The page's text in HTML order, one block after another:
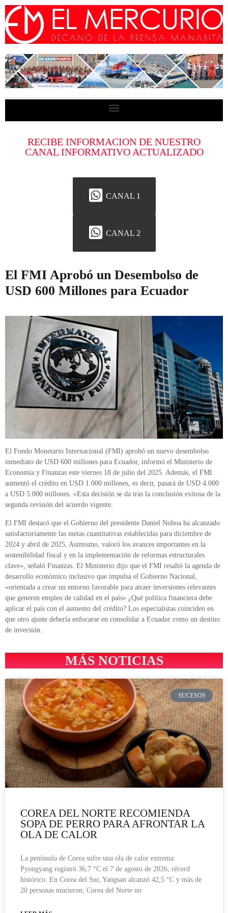
RECIBE INFORMACION DE NUESTRO
CANAL INFORMATIVO ACTUALIZADO
CANAL 1
CANAL 2
El FMI Aprobó un Desembolso de
USD 600 Millones para Ecuador
El Fondo Monetario Internacional (FMI) aprobó un nuevo desembolso
inmediato de USD 600 millones para Ecuador, informó el Ministerio de
Economía y Finanzas este viernes 18 de julio del 2025. Además, el FMI
aumentó el crédito en USD 1.000 millones, es decir, pasará de USD 4.000
a USD 5.000 millones. «Esta decisión se da tras la conclusión exitosa de la
segunda revisión del acuerdo vigente.
El FMI destacó que el Gobierno del presidente Daniel Noboa ha alcanzado
satisfactoriamente las metas cuantitativas establecidas para diciembre de
2024 y abril de 2025, Asimismo, valoró los avances importantes en la
sostenibilidad fiscal y en la implementación de reformas estructurales
clave», señaló Finanzas. El Ministerio dijo que el FMI resaltó la agenda de
desarrollo económico inclusivo que impulsa el Gobierno Nacional,
«orientada a crear un entorno favorable para atraer inversiones relevantes
que generen empleo de calidad en el país» ¿Qué política financiera debe
aplicar el país con el aumento del crédito? Los especialistas coinciden en
que otro ajuste debería enfocarse en consolidar a Ecuador como un destino
de inversión.
MÁS NOTICIAS
SUCESOS
COREA DEL NORTE RECOMIENDA
SOPA DE PERRO PARA AFRONTAR LA
OLA DE CALOR
La península de Corea sufre una ola de calor extrema.
Pyongyang registró 36,7 °C el 7 de agosto de 2026, récord
histórico. En Corea del Sur, Yangsan alcanzó 42,5 °C y más de
20 personas murieron; Corea del Norte no